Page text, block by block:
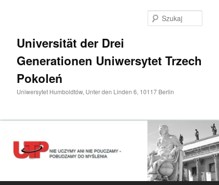
Universität der Drei
Generationen Uniwersytet Trzech
Pokoleń
Uniwersytet Humboldtów, Unter den Linden 6, 10117 Berlin